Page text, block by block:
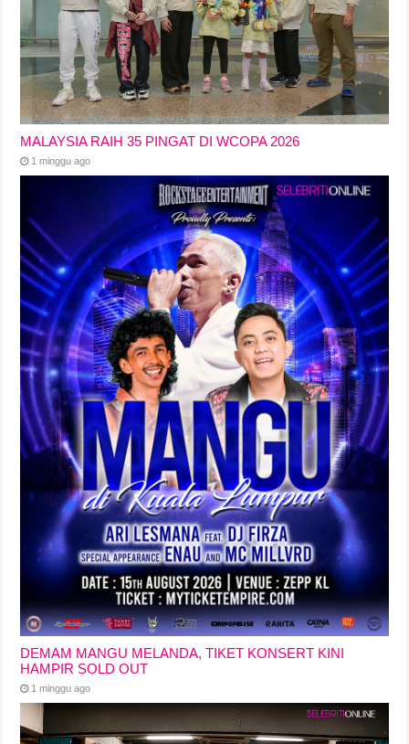
MALAYSIA RAIH 35 PINGAT DI WCOPA 2026
1 minggu ago
DEMAM MANGU MELANDA, TIKET KONSERT KINI
HAMPIR SOLD OUT
1 minggu ago